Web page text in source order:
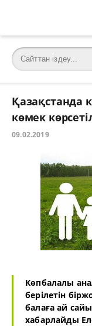
Қазақстанда
көмек
09.02.2019
Көпбалалы
берілетін
балаға ай
хабарлайды